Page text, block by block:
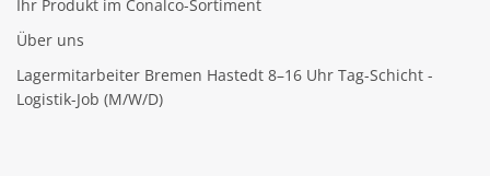
Ihr Produkt im Conalco-Sortiment
Über uns
Lagermitarbeiter Bremen Hastedt 8–16 Uhr Tag-Schicht -
Logistik-Job (M/W/D)